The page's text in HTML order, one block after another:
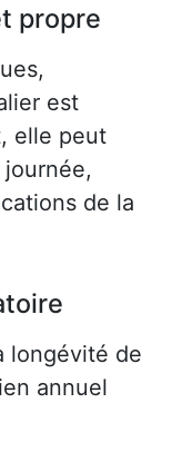
propre
est
elle peut
de la
longévité de
annuel